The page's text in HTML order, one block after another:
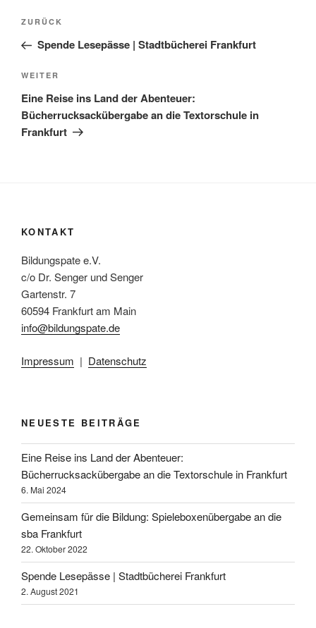
Beitragsnavigation
Vorheriger
Beitrag
ZURÜCK
Spende Lesepässe | Stadtbücherei Frankfurt
Nächster
Beitrag
WEITER
Eine Reise ins Land der Abenteuer:
Bücherrucksackübergabe an die Textorschule in
Frankfurt
KONTAKT
Bildungspate e.V.
c/o Dr. Senger und Senger
Gartenstr. 7
60594 Frankfurt am Main
info@bildungspate.de
Impressum | Datenschutz
NEUESTE BEITRÄGE
Eine Reise ins Land der Abenteuer:
Bücherrucksackübergabe an die Textorschule in Frankfurt
6. Mai 2024
Gemeinsam für die Bildung: Spieleboxenübergabe an die
sba Frankfurt
22. Oktober 2022
Spende Lesepässe | Stadtbücherei Frankfurt
2. August 2021